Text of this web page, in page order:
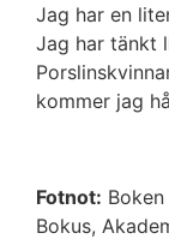
Jag har en
Jag har tänkt
kommer jag
Fotnot:
Bokus,